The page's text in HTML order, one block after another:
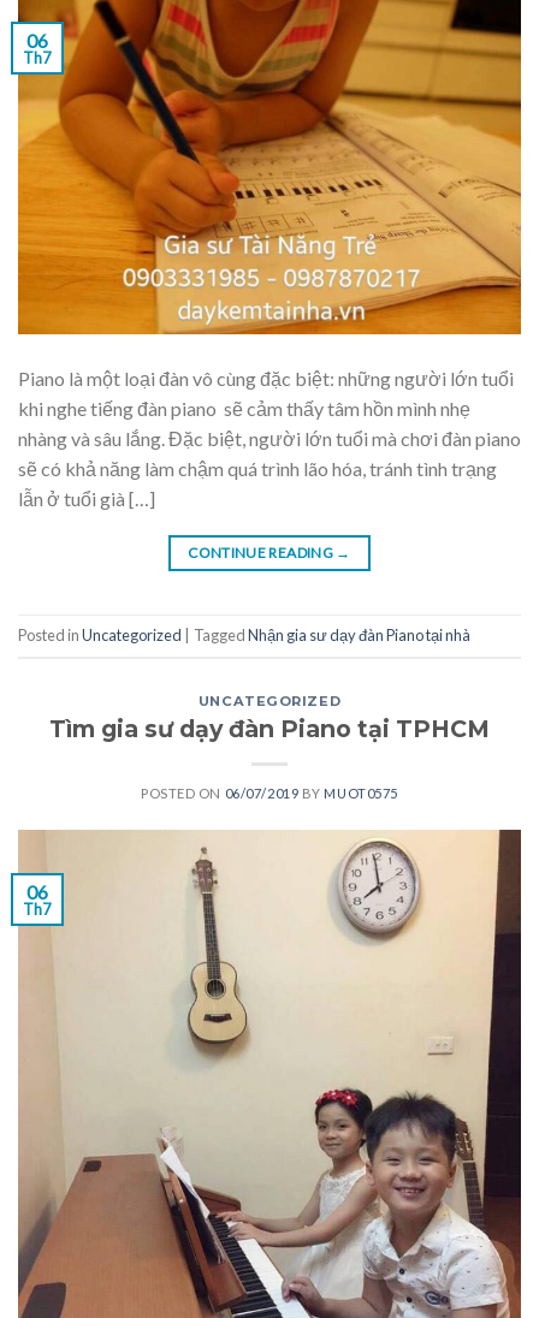
06
Th7
Piano là một loại đàn vô cùng đặc biệt: những người lớn tuổi
khi nghe tiếng đàn piano sẽ cảm thấy tâm hồn mình nhẹ
nhàng và sâu lắng. Đặc biệt, người lớn tuổi mà chơi đàn piano
sẽ có khả năng làm chậm quá trình lão hóa, tránh tình trạng
lẫn ở tuổi già […]
CONTINUE READING →
Posted inUncategorized TaggedNhận gia sư dạy đàn Piano tại nhà
UNCATEGORIZED
Tìm gia sư dạy đàn Piano tại TPHCM
POSTED ON 06/07/2019 BY MUOT0575
06
Th7